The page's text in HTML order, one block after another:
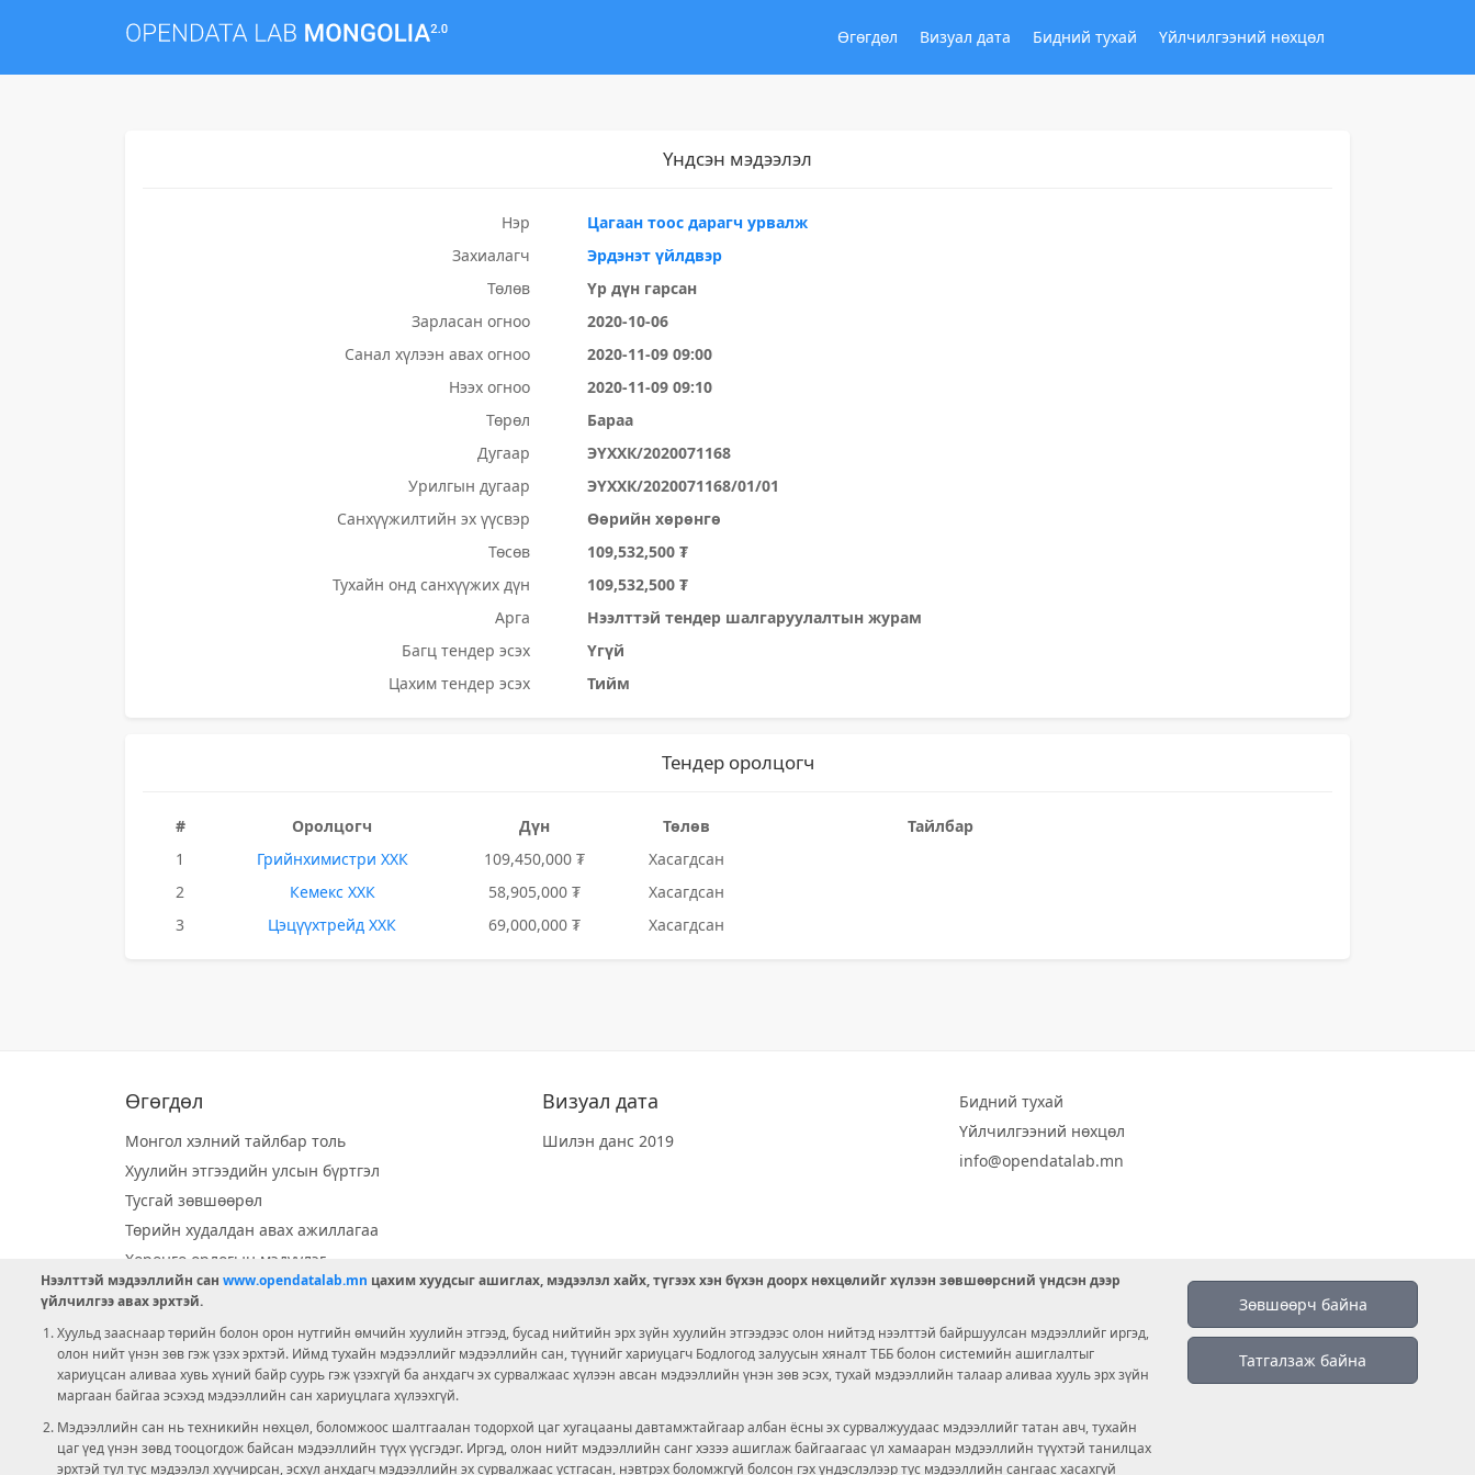
Өгөгдөл Визуал дата Бидний тухай Үйлчилгээний нөхцөл
Үндсэн мэдээлэл
Нэр
Цагаан тоос дарагч урвалж
Захиалагч
Эрдэнэт үйлдвэр
Төлөв
Үр дүн гарсан
Зарласан огноо
2020-10-06
Санал хүлээн авах огноо
2020-11-09 09:00
Нээх огноо
2020-11-09 09:10
Төрөл
Бараа
Дугаар
ЭҮХХК/2020071168
Урилгын дугаар
ЭҮХХК/2020071168/01/01
Санхүүжилтийн эх үүсвэр
Өөрийн хөрөнгө
Төсөв
109,532,500 ₮
Тухайн онд санхүүжих дүн
109,532,500 ₮
Арга
Нээлттэй тендер шалгаруулалтын журам
Багц тендер эсэх
Үгүй
Цахим тендер эсэх
Тийм
Тендер оролцогч
# Оролцогч Дүн Төлөв
Тайлбар
1
Грийнхимистри ХХК 109,450,000 ₮
Хасагдсан
2
Кемекс ХХК 58,905,000 ₮
Хасагдсан
3
Цэцүүхтрейд ХХК 69,000,000 ₮ Хасагдсан
Өгөгдөл
Монгол хэлний тайлбар толь
Хуулийн этгээдийн улсын бүртгэл
Тусгай зөвшөөрөл
Төрийн худалдан авах ажиллагаа
Хөрөнгө орлогын мэдүүлэг
Орон нутгийн хөгжлийн сан
Ээлжит сонгууль
Ашигт малтмал тусгай зөвшөөрөл
Визуал дата
Шилэн данс 2019
Бидний тухай
Үйлчилгээний нөхцөл
info@opendatalab.mn
© 2026 OPENDATA LAB MONGOLIA.
Зөвшөөрч байна
Татгалзаж байна
Нээлттэй мэдээллийн сан www.opendatalab.mn цахим хуудсыг ашиглах, мэдээлэл хайх, түгээх хэн бүхэн доорх нөхцөлийг хүлээн зөвшөөрсний үндсэн дээр
үйлчилгээ авах эрхтэй.
Хуульд зааснаар төрийн болон орон нутгийн өмчийн хуулийн этгээд, бусад нийтийн эрх зүйн хуулийн этгээдээс олон нийтэд нээлттэй байршуулсан мэдээллийг иргэд,
олон нийт үнэн зөв гэж үзэх эрхтэй. Иймд тухайн мэдээллийг мэдээллийн сан, түүнийг хариуцагч Бодлогод залуусын хяналт ТББ болон системийн ашиглалтыг
хариуцсан аливаа хувь хүний байр суурь гэж үзэхгүй ба анхдагч эх сурвалжаас хүлээн авсан мэдээллийн үнэн зөв эсэх, тухай мэдээллийн талаар аливаа хууль эрх зүйн
маргаан байгаа эсэхэд мэдээллийн сан хариуцлага хүлээхгүй.
Мэдээллийн сан нь техникийн нөхцөл, боломжоос шалтгаалан тодорхой цаг хугацааны давтамжтайгаар албан ёсны эх сурвалжуудаас мэдээллийг татан авч, тухайн
цаг үед үнэн зөвд тооцогдож байсан мэдээллийн түүх үүсгэдэг. Иргэд, олон нийт мэдээллийн санг хэзээ ашиглаж байгаагаас үл хамааран мэдээллийн түүхтэй танилцах
эрхтэй тул тус мэдээлэл хуучирсан, эсхүл анхдагч мэдээллийн эх сурвалжаас устгасан, нэвтрэх боломжгүй болсон гэх үндэслэлээр тус мэдээллийн сангаас хасахгүй